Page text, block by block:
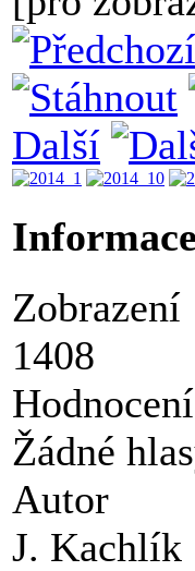
Další
Zobrazení
1408
Hodnocení
Žádné
Autor
J. Kachlík